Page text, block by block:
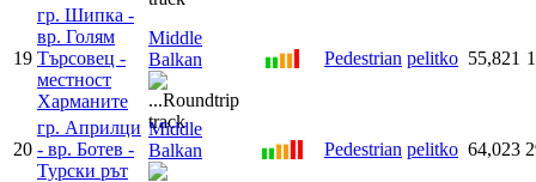
19
гр. Шипка -
вр. Голям
Търсовец -
местност
Харманите
Middle
Balkan
Pedestrian pelitko 55,821
20
гр. Априлци
- вр. Ботев -
Турски рът
Middle
Balkan
Pedestrian pelitko 64,023